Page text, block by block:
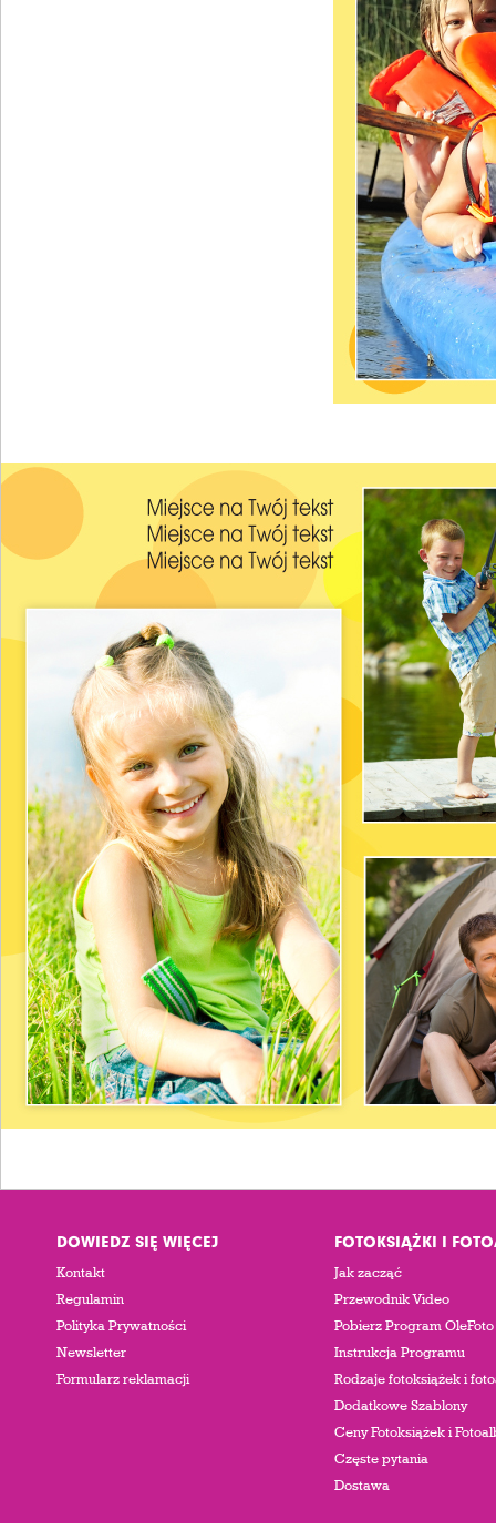
DOWIEDZ SIĘ WIĘCEJ
Kontakt
Regulamin
Polityka Prywatności
Newsletter
Formularz reklamacji
FOTOKSIĄŻKI I
Jak zacząć
Przewodnik Video
Pobierz Program OleFoto
Instrukcja Programu
Rodzaje fotoksiążek i
Dodatkowe Szablony
Ceny Fotoksiążek i
Częste pytania
Dostawa